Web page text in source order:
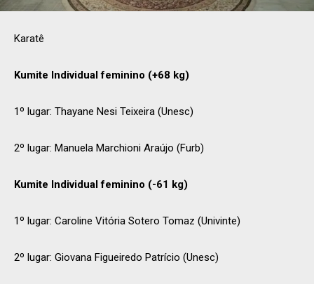
Karatê
Kumite Individual feminino (+68 kg)
1º lugar: Thayane Nesi Teixeira (Unesc)
2º lugar: Manuela Marchioni Araújo (Furb)
Kumite Individual feminino (-61 kg)
1º lugar: Caroline Vitória Sotero Tomaz (Univinte)
2º lugar: Giovana Figueiredo Patrício (Unesc)